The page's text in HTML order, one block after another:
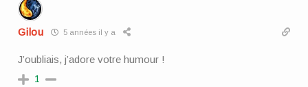
Gilou 5 années il y a
J’oubliais, j’adore votre humour !
1